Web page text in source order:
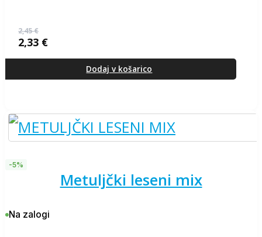
2,45€
cena
2,45 €.
2,33 €
cena
Dodaj v košarico
-5%
metuljčki leseni mix
Na zalogi